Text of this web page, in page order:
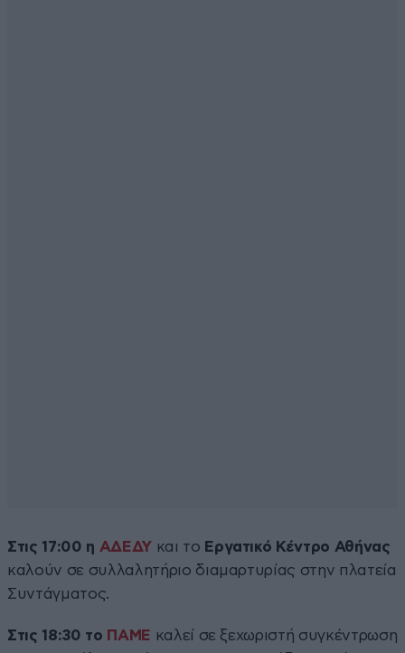
Στις 17:00 η ΑΔΕΔΥκαι το Εργατικό Κέντρο Αθήνας
καλούν σε συλλαλητήριο διαμαρτυρίας στην πλατεία
Συντάγματος.
Στις 18:30 το ΠΑΜΕ καλεί σε ξεχωριστή συγκέντρωση